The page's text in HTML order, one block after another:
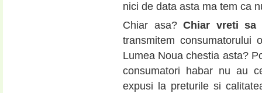
nici de data asta ma tem ca
Chiar asa?Chiar vreti sa
transmitem consumatorului
Lumea Noua chestia asta?
consumatori habar nu au
expusi la preturile si